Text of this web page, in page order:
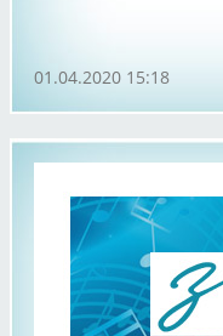
01.04.2020 15:18